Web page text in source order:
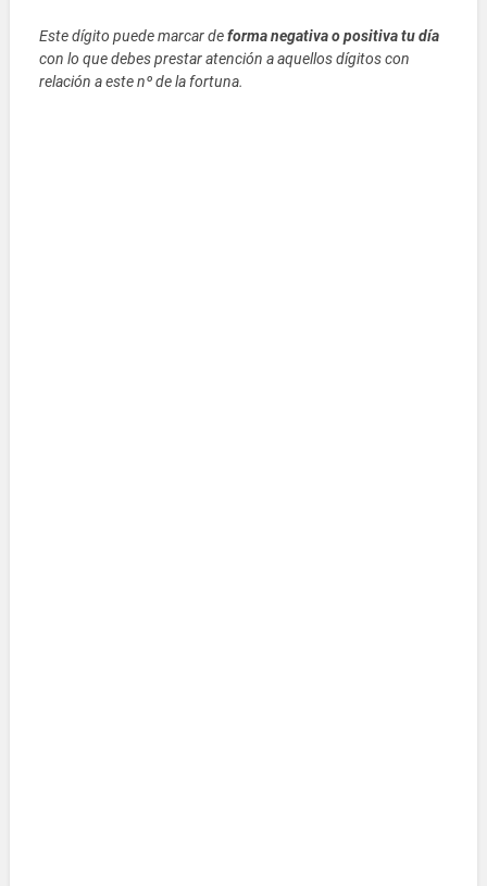
Este dígito puede marcar deforma negativa o positiva tu día
con lo que debes prestar atención a aquellos dígitos con
relación a este nº de la fortuna.